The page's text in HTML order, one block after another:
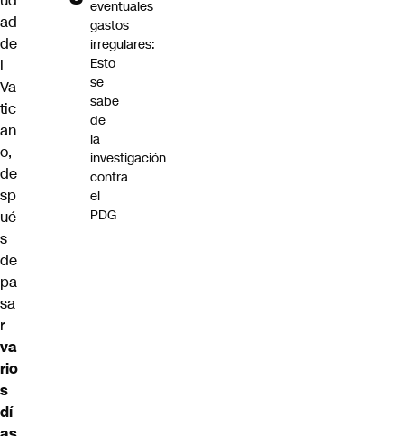
ad
de
l
Va
tic
an
o,
de
sp
ué
s
de
pa
sa
r
va
rio
s
dí
eventuales
gastos
irregulares:
Esto
se
sabe
de
la
investigación
contra
el
PDG